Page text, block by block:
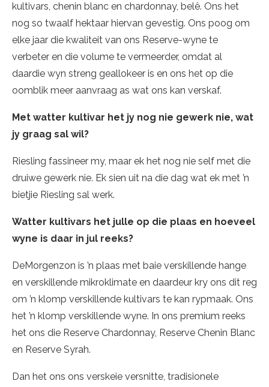
kultivars, chenin blanc en chardonnay, belê. Ons het
nog so twaalf hektaar hiervan gevestig. Ons poog om
elke jaar die kwaliteit van ons Reserve-wyne te
verbeter en die volume te vermeerder, omdat al
daardie wyn streng geallokeer is en ons het op die
oomblik meer aanvraag as wat ons kan verskaf.
Met watter kultivar het jy nog nie gewerk nie, wat
jy graag sal wil?
Riesling fassineer my, maar ek het nog nie self met die
druiwe gewerk nie. Ek sien uit na die dag wat ek met ’n
bietjie Riesling sal werk.
Watter kultivars het julle op die plaas en hoeveel
wyne is daar in jul reeks?
DeMorgenzon is ’n plaas met baie verskillende hange
en verskillende mikroklimate en daardeur kry ons dit reg
om ’n klomp verskillende kultivars te kan rypmaak. Ons
het ’n klomp verskillende wyne. In ons premium reeks
het ons die Reserve Chardonnay, Reserve Chenin Blanc
en Reserve Syrah.
Dan het ons ons verskeie versnitte, tradisionele